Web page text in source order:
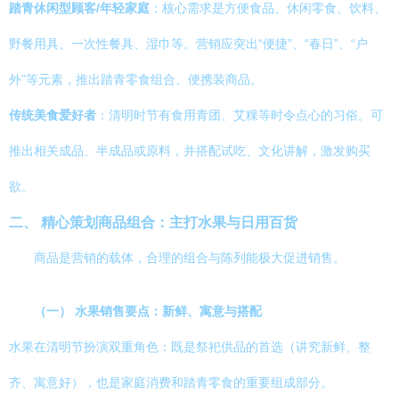
踏青休闲型顾客/年轻家庭 ：核心需求是方便食品、休闲零食、饮料、
野餐用具、一次性餐具、湿巾等。营销应突出“便捷”、“春日”、“户
外”等元素，推出踏青零食组合、便携装商品。
传统美食爱好者 ：清明时节有食用青团、艾粿等时令点心的习俗。可
推出相关成品、半成品或原料，并搭配试吃、文化讲解，激发购买
欲。
二、 精心策划商品组合：主打水果与日用百货
商品是营销的载体，合理的组合与陈列能极大促进销售。
（一） 水果销售要点：新鲜、寓意与搭配
水果在清明节扮演双重角色：既是祭祀供品的首选（讲究新鲜、整
齐、寓意好），也是家庭消费和踏青零食的重要组成部分。